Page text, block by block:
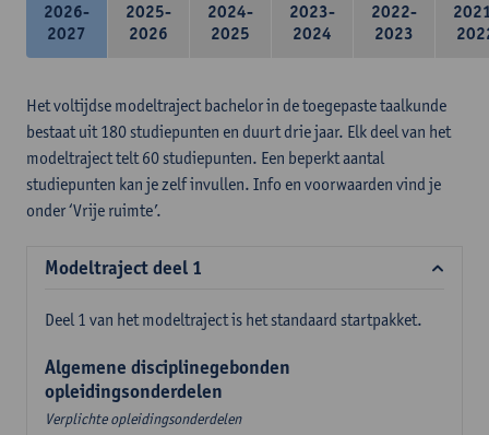
2026-
2027
2025-
2026
2024-
2025
2023-
2024
2022-
2023
Het voltijdse modeltraject bachelor in de toegepaste taalkunde
bestaat uit 180 studiepunten en duurt drie jaar. Elk deel van het
modeltraject telt 60 studiepunten. Een beperkt aantal
studiepunten kan je zelf invullen. Info en voorwaarden vind je
onder ‘Vrije ruimte’.
Modeltraject deel 1
Deel 1 van het modeltraject is het standaard startpakket.
Algemene disciplinegebonden
opleidingsonderdelen
Verplichte opleidingsonderdelen